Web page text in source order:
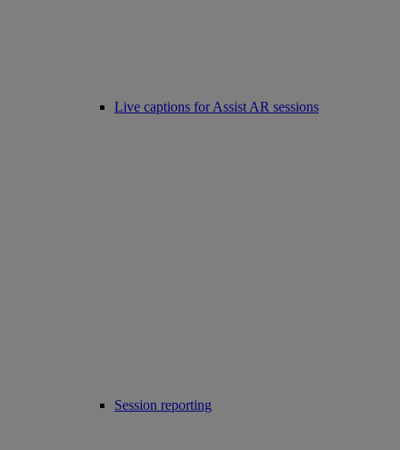
Live captions for Assist AR sessions
Session reporting